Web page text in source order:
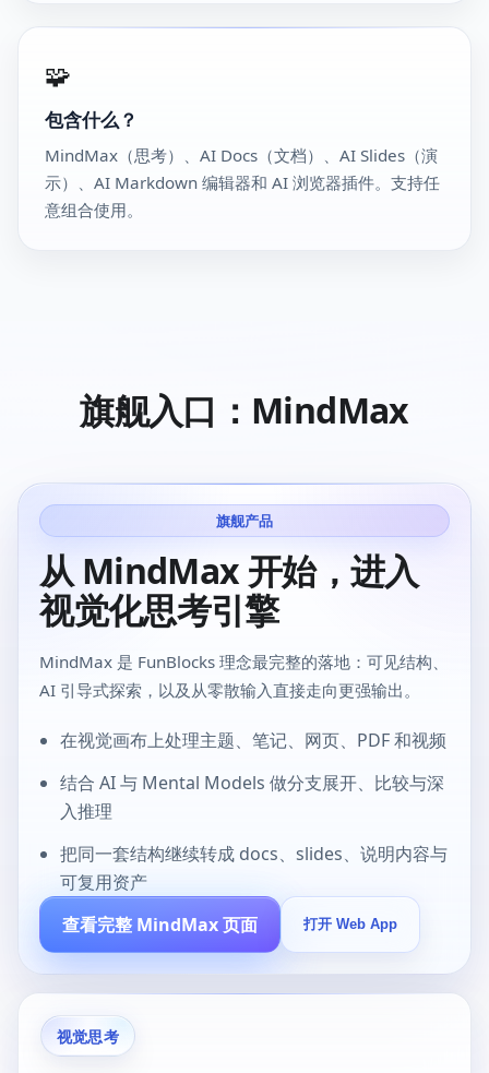
🧩
包含什么？
MindMax（思考）、AI Docs（文档）、AI Slides（演
示）、AI Markdown 编辑器和 AI 浏览器插件。支持任
意组合使用。
旗舰入口：MindMax
旗舰产品
从 MindMax 开始，进入
视觉化思考引擎
MindMax 是 FunBlocks 理念最完整的落地：可见结构、
AI 引导式探索，以及从零散输入直接走向更强输出。
在视觉画布上处理主题、笔记、网页、PDF 和视频
结合 AI 与 Mental Models 做分支展开、比较与深
入推理
把同一套结构继续转成 docs、slides、说明内容与
可复用资产
查看完整 MindMax 页面
打开 Web App
视觉思考